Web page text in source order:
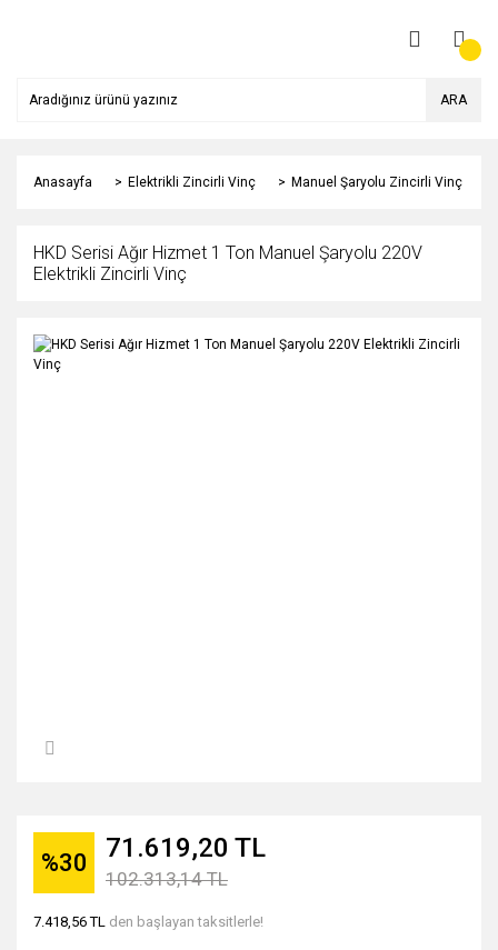
ARA
Anasayfa Elektrikli Zincirli Vinç Manuel Şaryolu Zincirli Vinç
HKD Serisi Ağır Hizmet 1 Ton Manuel Şaryolu 220V
Elektrikli Zincirli Vinç
%30 71.619,20 TL
102.313,14 TL
7.418,56 TL den başlayan taksitlerle!